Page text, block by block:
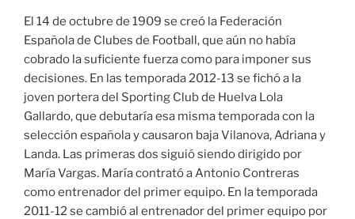
El 14 de octubre de 1909 se creó la Federación
Española de Clubes de Football, que aún no había
cobrado la suficiente fuerza como para imponer sus
decisiones. En las temporada 2012-13 se fichó a la
joven portera del Sporting Club de Huelva Lola
Gallardo, que debutaría esa misma temporada con la
selección española y causaron baja Vilanova, Adriana y
Landa. Las primeras dos siguió siendo dirigido por
María Vargas. María contrató a Antonio Contreras
como entrenador del primer equipo. En la temporada
2011-12 se cambió al entrenador del primer equipo por